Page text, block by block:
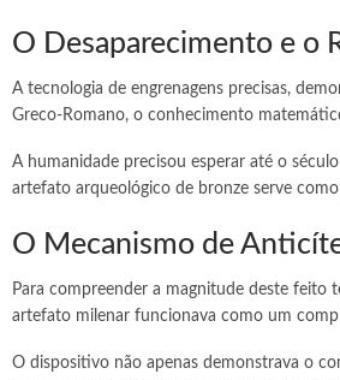
O Desaparecimento e o
A tecnologia de engrenagens precisas,
Greco-Romano, o conhecimento
A humanidade precisou esperar até o
artefato arqueológico de bronze serve
O Mecanismo de
Para compreender a magnitude deste feito
artefato milenar funcionava como um
O dispositivo não apenas demonstrava o